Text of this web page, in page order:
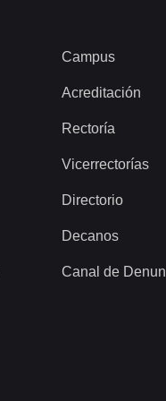
Campus
Acreditación
Rectoría
Vicerrectorías
Directorio
Decanos
Canal de